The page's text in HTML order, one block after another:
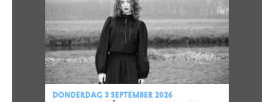
donderdag 3 september 2026